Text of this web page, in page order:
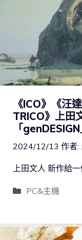
《ICO》《汪
TRICO》上田
「
2024/12/13 作者:
上田文人 新作給
PC&主機